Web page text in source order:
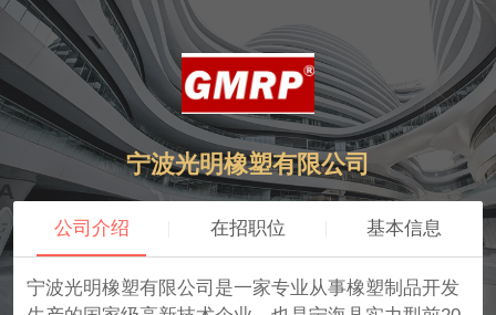
宁波光明橡塑有限公司
公司介绍 在招职位 基本信息
宁波光明橡塑有限公司是一家专业从事橡塑制品开发